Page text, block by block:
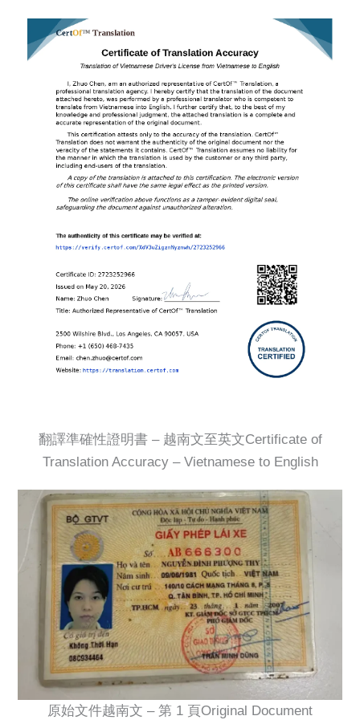
翻譯準確性證明書 – 越南文至英文Certificate of
Translation Accuracy – Vietnamese to English
原始文件越南文 – 第 1 頁Original Document